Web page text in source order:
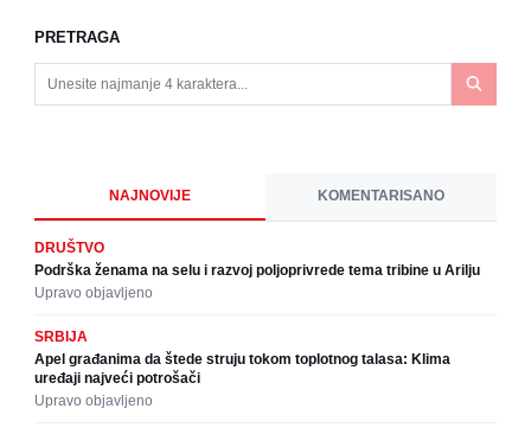
PRETRAGA
NAJNOVIJE KOMENTARISANO
DRUŠTVO
Podrška ženama na selu i razvoj poljoprivrede tema tribine u Arilju
Upravo objavljeno
SRBIJA
Apel građanima da štede struju tokom toplotnog talasa: Klima
uređaji najveći potrošači
Upravo objavljeno